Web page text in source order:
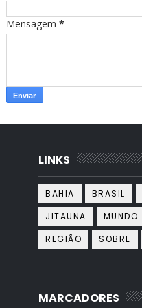
Mensagem *
LINKS
BAHIA BRASIL
JITAUNA
MUNDO
REGIÃO
SOBRE
MARCADORES